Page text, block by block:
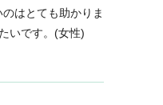
はとても助かりま
いです。(女性)